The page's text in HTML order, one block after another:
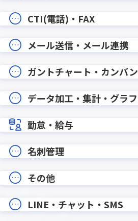
CTI(電話)・FAX
メール送信・メール連携
ガントチャート・カンバン
データ加工・集計・グラフ
勤怠・給与
名刺管理
その他
LINE・チャット・SMS